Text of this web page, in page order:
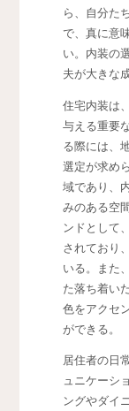
ら、自分た
で、真に意
い。内装の
夫が大きな
住宅内装は
与える重要
る際には、
選定が求め
域であり、
みのある空
ンドとして
されており
いる。また
た落ち着い
色をアクセ
ができる。
居住者の日
ュニケーシ
ングやダイ